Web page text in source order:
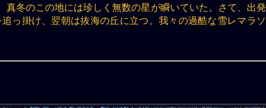
真冬のこの地には珍しく無数の星が瞬いていた。さて、出発
っ掛け、翌朝は抜海の丘に立つ。我々の過酷な雪レマラソ